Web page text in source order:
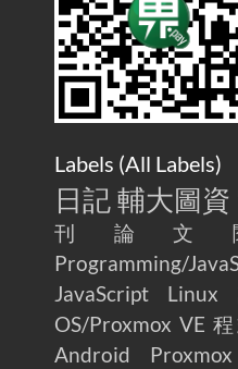
Labels (All Labels)
日記 輔大圖資
刊論文
Programming/
JavaScript
Linux
OS/Proxmox VE
Android
Proxmox